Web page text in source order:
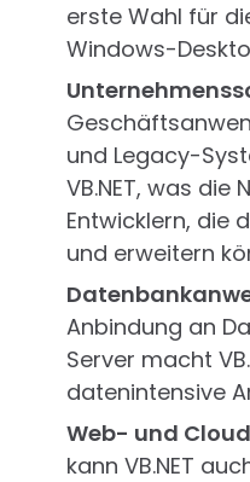
erste Wahl für
Windows-
und Legacy-
VB.NET, was die
Entwicklern, die
und erweitern
Anbindung an
Server macht
datenintensive
Web- und
kann VB.NET